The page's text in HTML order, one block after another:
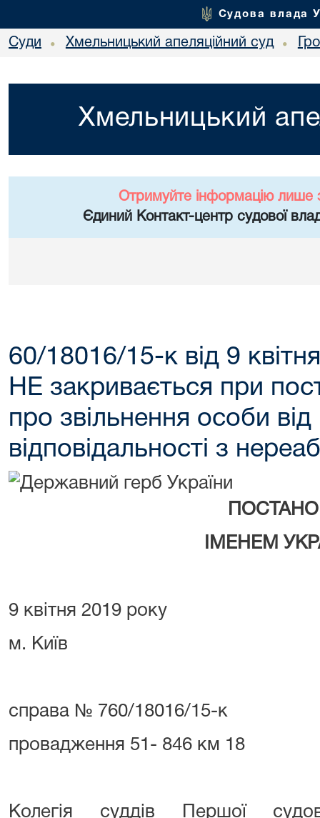
Судова влада
Суди • Хмельницький апеляційний суд •
Хмельницький
Отримуйте інформацію лише
Єдиний Контакт-центр судової
60/18016/15-к від 9
НЕ закривається при
про звільнення особи від
відповідальності з
ІМЕНЕМ
9 квітня 2019 року
м. Київ
справа № 760/18016/15-к
провадження 51- 846 км 18
Колегія суддів Першої